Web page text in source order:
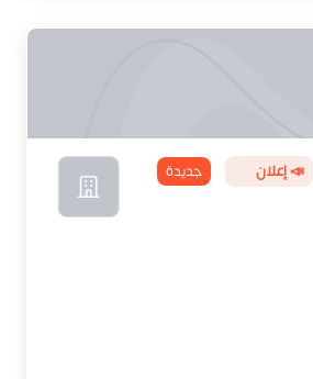
📣 إعلان جديدة